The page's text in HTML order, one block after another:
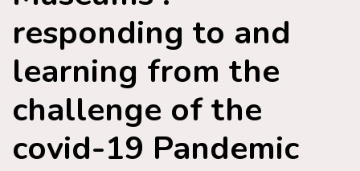
responding to and
learning from the
challenge of the
covid-19 Pandemic